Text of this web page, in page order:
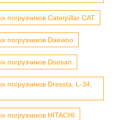
погрузчиков Caterpillar CAT
погрузчиков Daewoo
погрузчиков Doosan
погрузчиков Dressta, L-34,
погрузчиков HITACHI